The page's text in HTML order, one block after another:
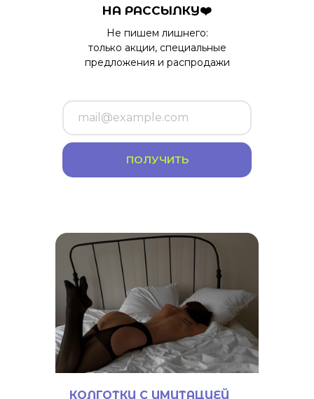
ПОЛУЧИТЬ
Не пишем лишнего:
только акции, специальные
предложения и распродажи
НА РАССЫЛКУ❤️
КОЛГОТКИ С ИМИТАЦИЕЙ